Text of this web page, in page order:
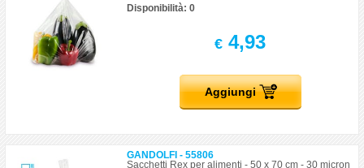
Disponibilità: 0
€ 4,93
Aggiungi
GANDOLFI - 55806
Sacchetti Rex per alimenti - 50 x 70 cm - 30 micron